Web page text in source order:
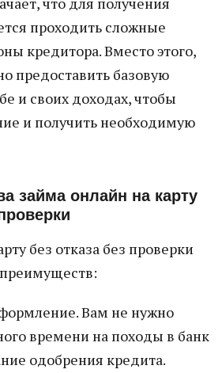
проходить сложные
кредитора. Вместо этого,
предоставить базовую
и своих доходах, чтобы
и получить необходимую
займа онлайн на карту
без отказа без проверки
Вам не нужно
времени на походы в банк
одобрения кредита.